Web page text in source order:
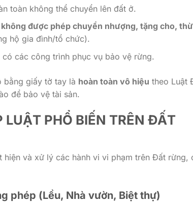
toàn không thể chuyển lên đất ở.
không được phép chuyển nhượng, tặng cho,
hộ gia đình/tổ chức).
các công trình phục vụ bảo vệ rừng.
bằng giấy tờ tay là hoàn toàn vô hiệu theo Luật
để bảo vệ tài sản.
PHỔ BIẾN TRÊN ĐẤT
và xử lý các hành vi vi phạm trên Đất rừng,
phép (Lều, Nhà vườn, Biệt thự)